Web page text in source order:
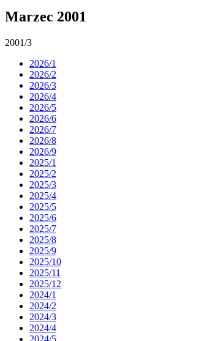
Marzec 2001
2001/3
2026/1
2026/2
2026/3
2026/4
2026/5
2026/6
2026/7
2026/8
2026/9
2025/1
2025/2
2025/3
2025/4
2025/5
2025/6
2025/7
2025/8
2025/9
2025/10
2025/11
2025/12
2024/1
2024/2
2024/3
2024/4
2024/5